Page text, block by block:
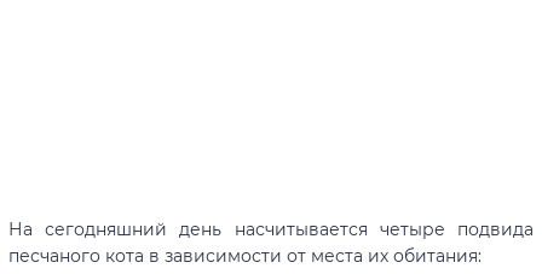
На сегодняшний день насчитывается четыре подвида
песчаного кота в зависимости от места их обитания: